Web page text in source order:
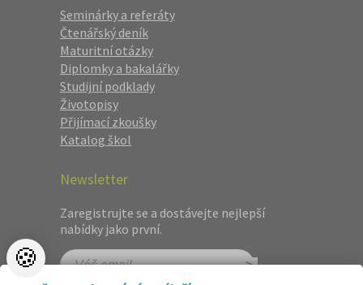
Seminárky a referáty
Čtenářský deník
Maturitní otázky
Diplomky a bakalářky
Studijní podklady
Životopisy
Přijímací zkoušky
Katalog škol
Newsletter
Zaregistrujte se a dostávejte nejlepší
nabídky jako první.
🍪